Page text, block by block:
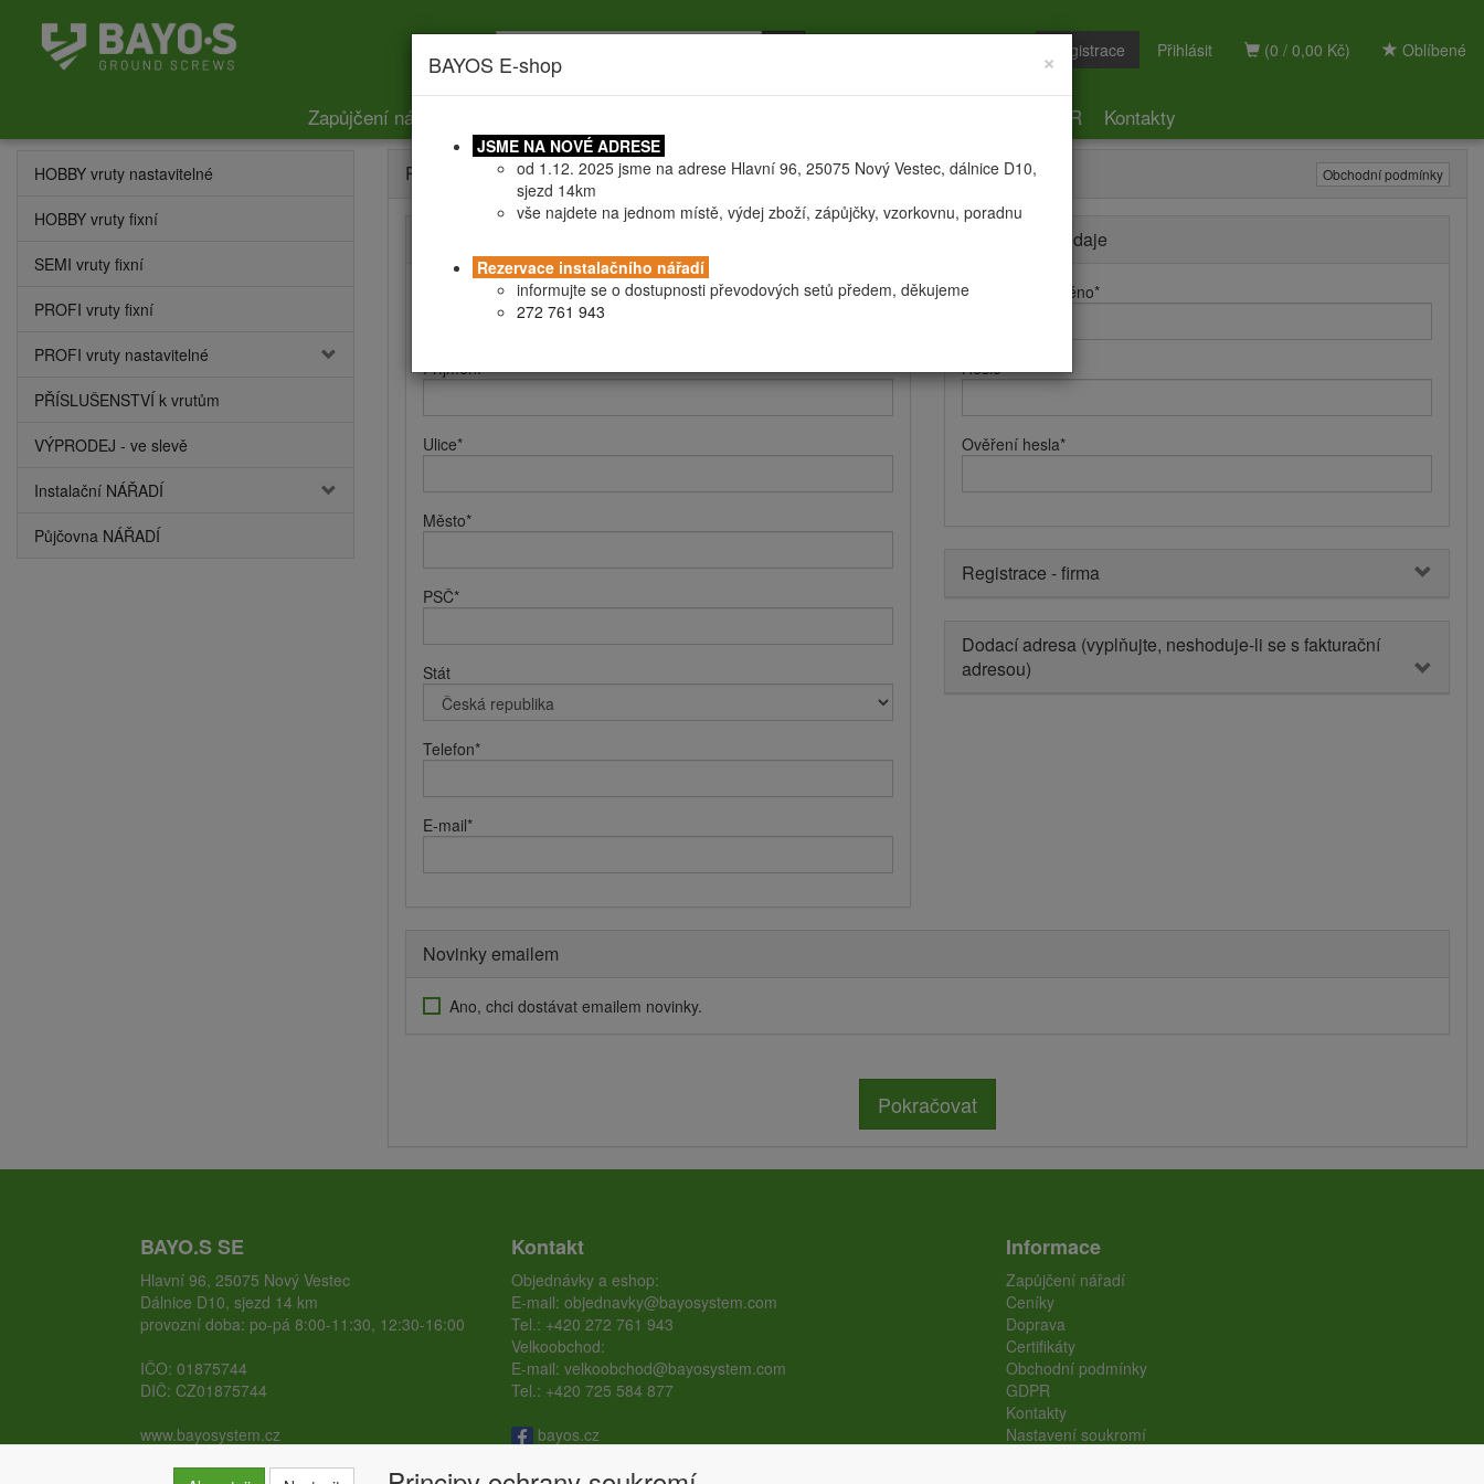
(0 / 0,00 Kč) Oblíbené
Registrace Přihlásit
Zapůjčení nářadí GDPR Kontakty
HOBBY vruty nastavitelné
HOBBY vruty fixní
SEMI vruty fixní
PROFI vruty fixní
PROFI vruty nastavitelné
PŘÍSLUŠENSTVÍ k vrutům
VÝPRODEJ - ve slevě
Instalační NÁŘADÍ
Půjčovna NÁŘADÍ
Registrace Obchodní podmínky
Příjmení*
Ulice*
Město*
PSČ*
Stát
Telefon*
E-mail*
Přihlašovací údaje
Přihlašovací jméno*
Heslo*
Ověření hesla*
Registrace - firma
Dodací adresa (vyplňujte, neshoduje-li se s fakturační
adresou)
Novinky emailem
Ano, chci dostávat emailem novinky.
Pokračovat
BAYO.S SE
Hlavní 96, 25075 Nový Vestec
Dálnice D10, sjezd 14 km
provozní doba: po-pá 8:00-11:30, 12:30-16:00
IČO: 01875744
DIČ: CZ01875744
www.bayosystem.cz
Kontakt
Objednávky a eshop:
E-mail: objednavky@bayosystem.com
Tel.: +420 272 761 943
Velkoobchod:
E-mail: velkoobchod@bayosystem.com
Tel.: +420 725 584 877
bayos.cz
Informace
Zapůjčení nářadí
Ceníky
Doprava
Certifikáty
Obchodní podmínky
GDPR
Kontakty
Nastavení soukromí
×
BAYOS E-shop
JSME NA NOVÉ ADRESE
od 1.12. 2025 jsme na adrese Hlavní 96, 25075 Nový Vestec, dálnice D10,
sjezd 14km
vše najdete na jednom místě, výdej zboží, zápůjčky, vzorkovnu, poradnu
Rezervace instalačního nářadí
informujte se o dostupnosti převodových setů předem, děkujeme
272 761 943